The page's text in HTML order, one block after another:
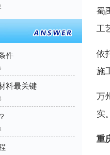
件
料最关键
蜀
工
依
施
万
实
重